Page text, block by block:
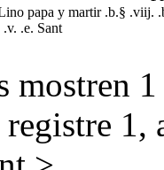
papa y martir .b.§ .viij.
.e. Sant
mostren
1,